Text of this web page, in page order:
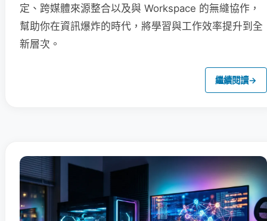
定、跨媒體來源整合以及與 Workspace 的無縫協作，
幫助你在資訊爆炸的時代，將學習與工作效率提升到全
新層次。
繼續閱讀→